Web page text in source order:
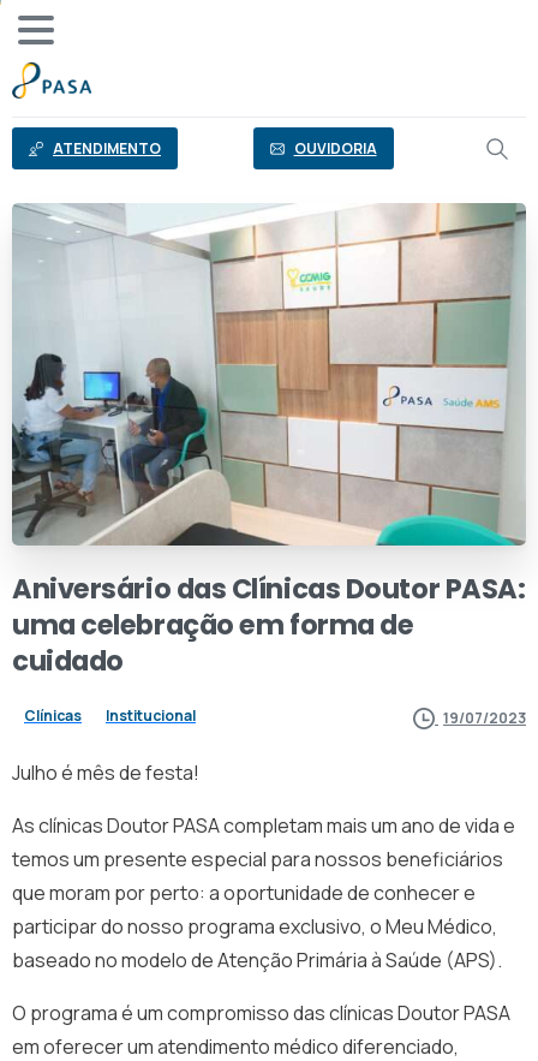
conteúdo
ATENDIMENTO OUVIDORIA
AniversáriodasClínicasDoutorPASA:
umacelebraçãoemformade
cuidado
Clínicas Institucional 19/07/2023
Julho é mês de festa!
As clínicas Doutor PASA completam mais um ano de vida e
temos um presente especial para nossos beneficiários
que moram por perto: a oportunidade de conhecer e
participar do nosso programa exclusivo, o Meu Médico,
baseado no modelo de Atenção Primária à Saúde (APS).
O programa é um compromisso das clínicas Doutor PASA
em oferecer um atendimento médico diferenciado,